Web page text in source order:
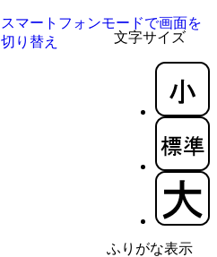
文字サイズ
ふりがな表示
スマートフォンモードで画面を
切り替え